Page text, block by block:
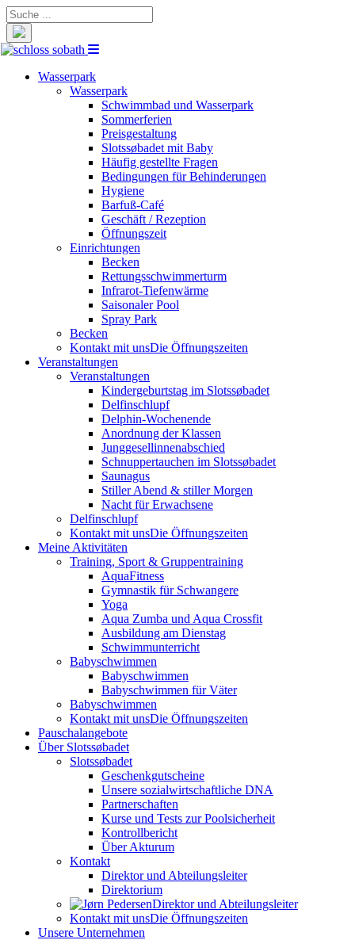
Suche
nach:
Wasserpark
Wasserpark
Schwimmbad und Wasserpark
Sommerferien
Preisgestaltung
Slotssøbadet mit Baby
Häufig gestellte Fragen
Bedingungen für Behinderungen
Hygiene
Barfuß-Café
Geschäft / Rezeption
Öffnungszeit
Einrichtungen
Becken
Rettungsschwimmerturm
Infrarot-Tiefenwärme
Saisonaler Pool
Spray Park
Becken
Kontakt mit unsDie Öffnungszeiten
Veranstaltungen
Veranstaltungen
Kindergeburtstag im Slotssøbadet
Delfinschlupf
Delphin-Wochenende
Anordnung der Klassen
Junggesellinnenabschied
Schnuppertauchen im Slotssøbadet
Saunagus
Stiller Abend & stiller Morgen
Nacht für Erwachsene
Delfinschlupf
Kontakt mit unsDie Öffnungszeiten
Meine Aktivitäten
Training, Sport & Gruppentraining
AquaFitness
Gymnastik für Schwangere
Yoga
Aqua Zumba und Aqua Crossfit
Ausbildung am Dienstag
Schwimmunterricht
Babyschwimmen
Babyschwimmen
Babyschwimmen für Väter
Babyschwimmen
Kontakt mit unsDie Öffnungszeiten
Pauschalangebote
Über Slotssøbadet
Slotssøbadet
Geschenkgutscheine
Unsere sozialwirtschaftliche DNA
Partnerschaften
Kurse und Tests zur Poolsicherheit
Kontrollbericht
Über Akturum
Kontakt
Direktor und Abteilungsleiter
Direktorium
Direktor und Abteilungsleiter
Kontakt mit unsDie Öffnungszeiten
Unsere Unternehmen